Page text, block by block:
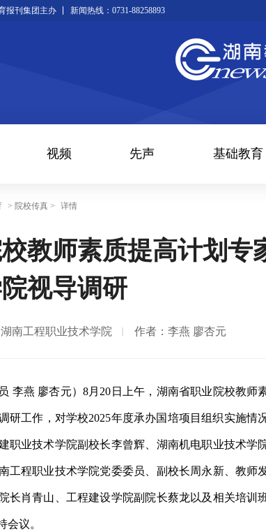
报刊集团主办 新闻热线：0731-88258893
视频 先声 基础教育
> 院校传真 > 详情
教师素质提高计划专
视导调研
南工程职业技术学院 作者：李燕 廖杏元
李燕 廖杏元）8月20日上午，湖南省职业院校教师
研工作，对学校2025年度承办国培项目组织实施情
职业技术学院副校长李曾辉、湖南机电职业技术学
工程职业技术学院党委委员、副校长周永新、教师
长肖青山、工程建设学院副院长蔡龙以及相关培训
会议。